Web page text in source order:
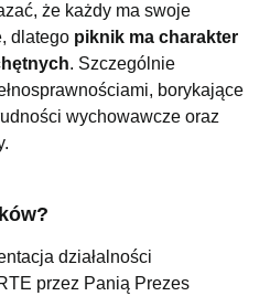
że każdy ma swoje
dlatego piknik ma charakter
. Szczególnie
borykające
wychowawcze oraz
działalności
przez Panią Prezes